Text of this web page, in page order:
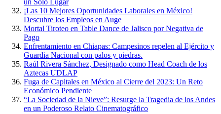
un Solo Lugar
¡Las 10 Mejores Oportunidades Laborales en México!
Descubre los Empleos en Auge
Mortal Tiroteo en Table Dance de Jalisco por Negativa de
Pago
Enfrentamiento en Chiapas: Campesinos repelen al Ejército y
Guardia Nacional con palos y piedras.
Raúl Rivera Sánchez, Designado como Head Coach de los
Aztecas UDLAP
Fuga de Capitales en México al Cierre del 2023: Un Reto
Económico Pendiente
“La Sociedad de la Nieve”: Resurge la Tragedia de los Andes
en un Poderoso Relato Cinematográfico